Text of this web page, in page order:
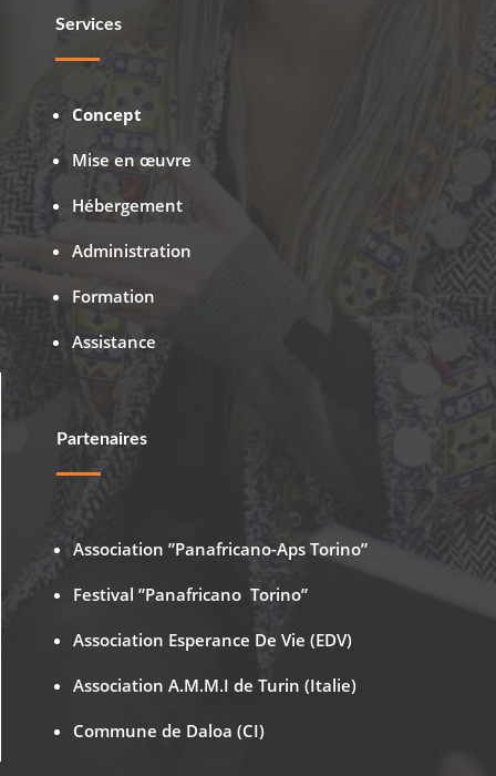
Services
Concept
Mise en œuvre
Hébergement
Administration
Formation
Assistance
Partenaires
Association ”Panafricano-Aps Torino”
Festival ”Panafricano Torino”
Association Esperance De Vie (EDV)
Association A.M.M.I de Turin (Italie)
Commune de Daloa (CI)